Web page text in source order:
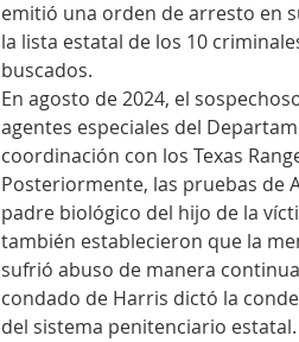
emitió una orden de arresto en
la lista estatal de los 10
buscados.
En agosto de 2024, el
agentes especiales del
coordinación con los Texas
Posteriormente, las pruebas de
padre biológico del hijo de la
también establecieron que la
sufrió abuso de manera
condado de Harris dictó la
del sistema penitenciario estatal.